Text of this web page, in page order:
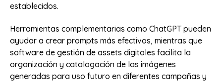
establecidos.
Herramientas complementarias como ChatGPT pueden
ayudar a crear prompts más efectivos, mientras que
software de gestión de assets digitales facilita la
organización y catalogación de las imágenes
generadas para uso futuro en diferentes campañas y